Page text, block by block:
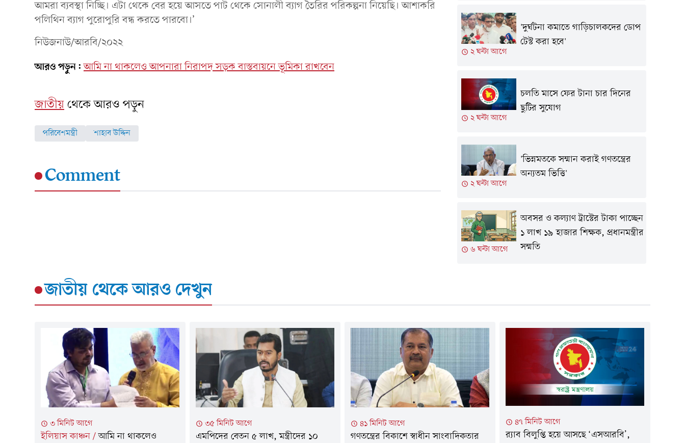
আমরা ব্যবস্থা নিচ্ছি। এটা থেকে বের হয়ে আসতে পাট থেকে সোনালী ব্যাগ তৈরির পরিকল্পনা নিয়েছি। আশাকরি
পলিথিন ব্যাগ পুরোপুরি বন্ধ করতে পারবো।’
নিউজনাউ/আরবি/২০২২
আরও পড়ুন: আমি না থাকলেও আপনারা নিরাপদ সড়ক বাস্তবায়নে ভূমিকা রাখবেন
জাতীয়থেকে আরও পড়ুন
পরিবেশমন্ত্রী শাহাব উদ্দিন
Comment
২ ঘন্টা আগে
'দুর্ঘটনা কমাতে গাড়িচালকদের ডোপ
টেস্ট করা হবে'
২ ঘন্টা আগে
চলতি মাসে ফের টানা চার দিনের
ছুটির সুযোগ
২ ঘন্টা আগে
'ভিন্নমতকে সম্মান করাই গণতন্ত্রের
অন্যতম ভিত্তি'
৬ ঘন্টা আগে
অবসর ও কল্যাণ ট্রাস্টের টাকা পাচ্ছেন
১ লাখ ১৯ হাজার শিক্ষক, প্রধানমন্ত্রীর
সম্মতি
জাতীয় থেকে আরও দেখুন
৩ মিনিট আগে
ইলিয়াস কাঞ্চন /আমি না থাকলেও
৩৫ মিনিট আগে
এমপিদের বেতন ৫ লাখ, মন্ত্রীদের ১০
৪১ মিনিট আগে
গণতন্ত্রের বিকাশে স্বাধীন সাংবাদিকতার
৪৭ মিনিট আগে
র‍্যাব বিলুপ্তি হয়ে আসছে ‘এসআরবি’,